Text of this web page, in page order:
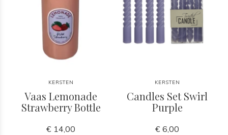
KERSTEN
Vaas Lemonade
Strawberry Bottle
€ 14,00
KERSTEN
Candles Set Swirl
Purple
€ 6,00